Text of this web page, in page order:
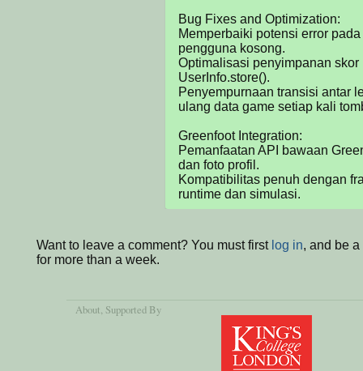
Bug Fixes and Optimization:
Memperbaiki potensi error
pengguna kosong.
Optimalisasi penyimpanan skor
UserInfo.store().
Penyempurnaan transisi antar
ulang data game setiap kali
Greenfoot Integration:
Pemanfaatan API bawaan
dan foto profil.
Kompatibilitas penuh dengan
runtime dan simulasi.
Want to leave a comment? You must first log in, and be
for more than a week.
About, Supported By